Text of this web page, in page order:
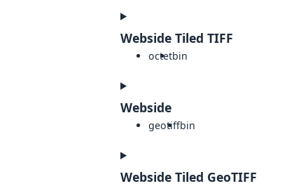
Webside Tiled TIFF
octetbin
Webside
geotiffbin
Webside Tiled GeoTIFF